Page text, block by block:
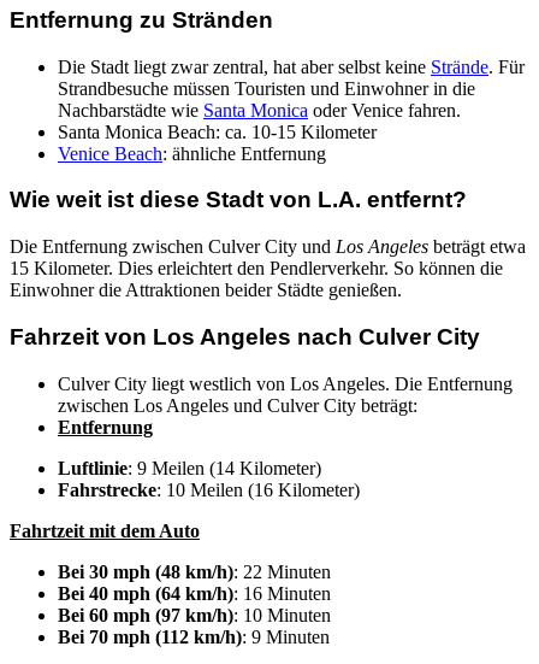
Entfernung zu Stränden
Die Stadt liegt zwar zentral, hat aber selbst keine Strände. Für
Strandbesuche müssen Touristen und Einwohner in die
Nachbarstädte wie Santa Monica oder Venice fahren.
Santa Monica Beach: ca. 10-15 Kilometer
Venice Beach: ähnliche Entfernung
Wie weit ist diese Stadt von L.A. entfernt?
Die Entfernung zwischen Culver City und Los Angeles beträgt etwa
15 Kilometer. Dies erleichtert den Pendlerverkehr. So können die
Einwohner die Attraktionen beider Städte genießen.
Fahrzeit von Los Angeles nach Culver City
Culver City liegt westlich von Los Angeles. Die Entfernung
zwischen Los Angeles und Culver City beträgt:
Entfernung
Luftlinie: 9 Meilen (14 Kilometer)
Fahrstrecke: 10 Meilen (16 Kilometer)
Fahrtzeit mit dem Auto
Bei 30 mph (48 km/h): 22 Minuten
Bei 40 mph (64 km/h): 16 Minuten
Bei 60 mph (97 km/h): 10 Minuten
Bei 70 mph (112 km/h): 9 Minuten